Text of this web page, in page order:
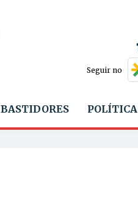
Seguir no
BASTIDORES POLÍTICA